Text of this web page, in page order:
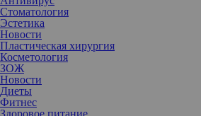
Стоматология
Эстетика
Новости
Пластическая хирургия
Косметология
ЗОЖ
Новости
Диеты
Фитнес
Здоровое питание